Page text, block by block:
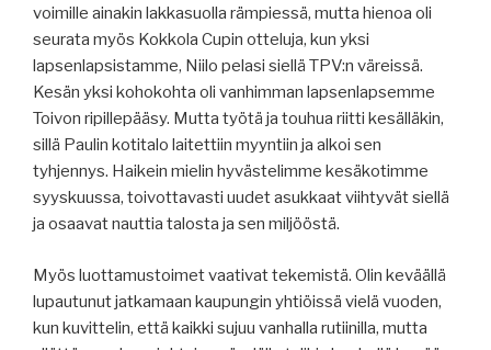
voimille ainakin lakkasuolla rämpiessä, mutta hienoa oli
seurata myös Kokkola Cupin otteluja, kun yksi
lapsenlapsistamme, Niilo pelasi siellä TPV:n väreissä.
Kesän yksi kohokohta oli vanhimman lapsenlapsemme
Toivon ripillepääsy. Mutta työtä ja touhua riitti kesälläkin,
sillä Paulin kotitalo laitettiin myyntiin ja alkoi sen
tyhjennys. Haikein mielin hyvästelimme kesäkotimme
syyskuussa, toivottavasti uudet asukkaat viihtyvät siellä
ja osaavat nauttia talosta ja sen miljööstä.
Myös luottamustoimet vaativat tekemistä. Olin keväällä
lupautunut jatkamaan kaupungin yhtiöissä vielä vuoden,
kun kuvittelin, että kaikki sujuu vanhalla rutiinilla, mutta